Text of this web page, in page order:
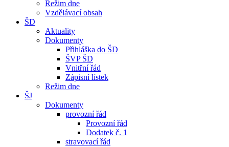
Režim dne
Vzdělávací obsah
ŠD
Aktuality
Dokumenty
Přihláška do ŠD
ŠVP ŠD
Vnitřní řád
Zápisní lístek
Režim dne
ŠJ
Dokumenty
provozní řád
Provozní řád
Dodatek č. 1
stravovací řád